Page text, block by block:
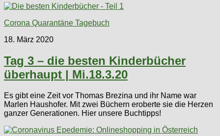
Corona Quarantäne Tagebuch
18. März 2020
Tag 3 – die besten Kinderbücher
überhaupt | Mi.18.3.20
Es gibt eine Zeit vor Thomas Brezina und ihr Name war
Marlen Haushofer. Mit zwei Büchern eroberte sie die Herzen
ganzer Generationen. Hier unsere Buchtipps!